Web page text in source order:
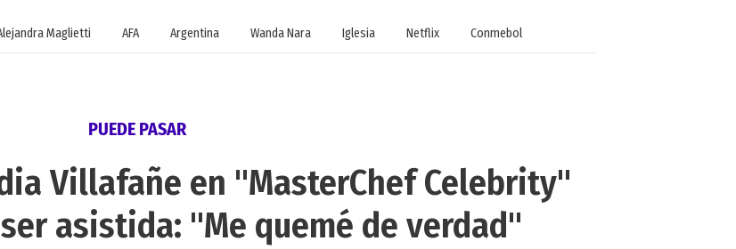
Maglietti AFA Argentina Wanda Nara Iglesia Netflix Conmebol
PUEDE PASAR
Villafañe en "MasterChef Celebrity"
asistida: "Me quemé de verdad"